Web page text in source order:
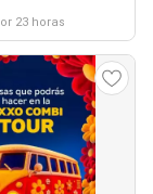
23 horas